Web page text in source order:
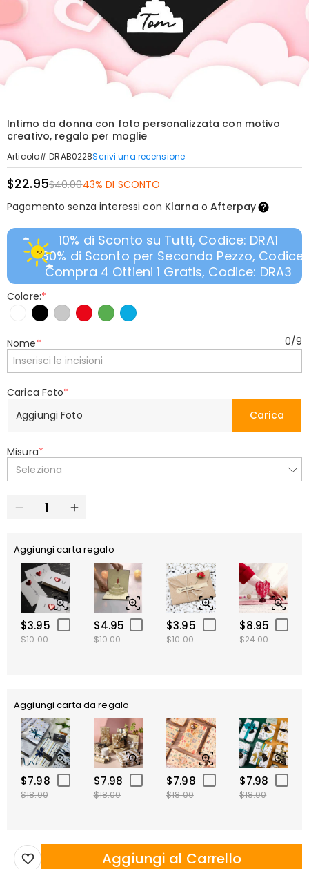
Intimo da donna con foto personalizzata con motivo
creativo, regalo per moglie
Articolo#:DRAB0228Scrivi una recensione
$22.95$40.0043% DI SCONTO
Pagamento senza interessi con Klarna oAfterpay
10% di Sconto su Tutti, Codice: DRA1
30% di Sconto per Secondo Pezzo, Codice:
Compra 4 Ottieni 1 Gratis, Codice: DRA3
Colore:*
Nome* 0/9
Carica Foto*
Aggiungi Foto
Carica
Misura*
Seleziona
Aggiungi carta regalo
$3.95
$10.00
$4.95
$10.00
$3.95
$10.00
$8.95
$24.00
Aggiungi carta da regalo
$7.98
$18.00
$7.98
$18.00
$7.98
$18.00
$7.98
$18.00
Aggiungi al Carrello